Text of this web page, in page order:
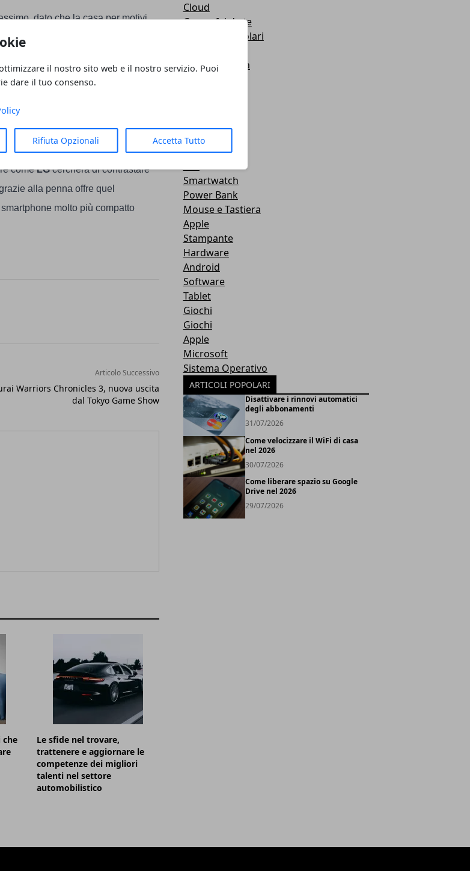
il nostro sito web e il nostro servizio. Puoi
dare il tuo consenso.
Rifiuta Opzionali Accetta Tutto
dato che la casa per motivi
HD,
sia più un rinnovamento che
di suo rivoluzionario.
prodotto oltre al
all'IFAdiBerlinoabbiamo visto
curvo sicuramente darà filo
comeLGcercherà di contrastare
alla penna offre quel
molto più compatto
Articolo Successivo
Warriors Chronicles 3, nuova uscita
dal Tokyo Game Show
che
Le sfide nel trovare,
trattenere e aggiornare le
competenze dei migliori
talenti nel settore
automobilistico
Cloud
Casa e fai da te
Cuffie e Auricolari
Action Camera
Notebook
Monitor
IOS
Smartwatch
Power Bank
Mouse e Tastiera
Apple
Stampante
Hardware
Android
Software
Tablet
Giochi
Giochi
Apple
Microsoft
Sistema Operativo
ARTICOLI POPOLARI
Disattivare i rinnovi automatici
degli abbonamenti
31/07/2026
Come velocizzare il WiFi di casa
nel 2026
30/07/2026
Come liberare spazio su Google
Drive nel 2026
29/07/2026